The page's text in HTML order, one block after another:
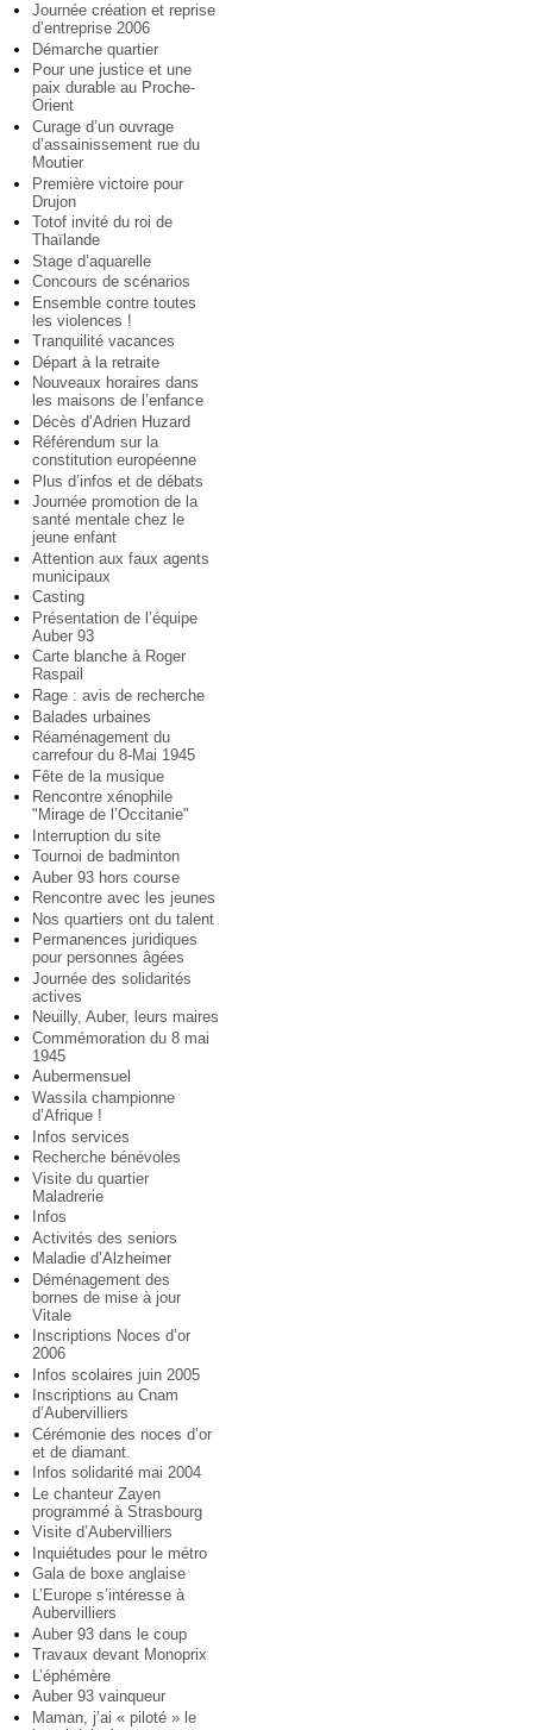
Journée création et reprise
d’entreprise 2006
Démarche quartier
Pour une justice et une
paix durable au Proche-
Orient
Curage d’un ouvrage
d’assainissement rue du
Moutier
Première victoire pour
Drujon
Totof invité du roi de
Thaïlande
Stage d’aquarelle
Concours de scénarios
Ensemble contre toutes
les violences !
Tranquilité vacances
Départ à la retraite
Nouveaux horaires dans
les maisons de l’enfance
Décès d’Adrien Huzard
Référendum sur la
constitution européenne
Plus d’infos et de débats
Journée promotion de la
santé mentale chez le
jeune enfant
Attention aux faux agents
municipaux
Casting
Présentation de l’équipe
Auber 93
Carte blanche à Roger
Raspail
Rage : avis de recherche
Balades urbaines
Réaménagement du
carrefour du 8-Mai 1945
Fête de la musique
Rencontre xénophile
"Mirage de l’Occitanie"
Interruption du site
Tournoi de badminton
Auber 93 hors course
Rencontre avec les jeunes
Nos quartiers ont du talent
Permanences juridiques
pour personnes âgées
Journée des solidarités
actives
Neuilly, Auber, leurs maires
Commémoration du 8 mai
1945
Aubermensuel
Wassila championne
d’Afrique !
Infos services
Recherche bénévoles
Visite du quartier
Maladrerie
Infos
Activités des seniors
Maladie d’Alzheimer
Déménagement des
bornes de mise à jour
Vitale
Inscriptions Noces d’or
2006
Infos scolaires juin 2005
Inscriptions au Cnam
d’Aubervilliers
Cérémonie des noces d’or
et de diamant.
Infos solidarité mai 2004
Le chanteur Zayen
programmé à Strasbourg
Visite d’Aubervilliers
Inquiétudes pour le métro
Gala de boxe anglaise
L’Europe s’intéresse à
Aubervilliers
Auber 93 dans le coup
Travaux devant Monoprix
L’éphémère
Auber 93 vainqueur
Maman, j’ai « piloté » le